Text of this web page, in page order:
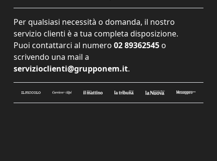
Per qualsiasi necessità o domanda, il nostro
servizio clienti è a tua completa disposizione.
Puoi contattarci al numero 02 89362545 o
scrivendo una mail a
servizioclienti@grupponem.it.